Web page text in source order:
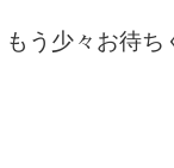
う少々お待ち